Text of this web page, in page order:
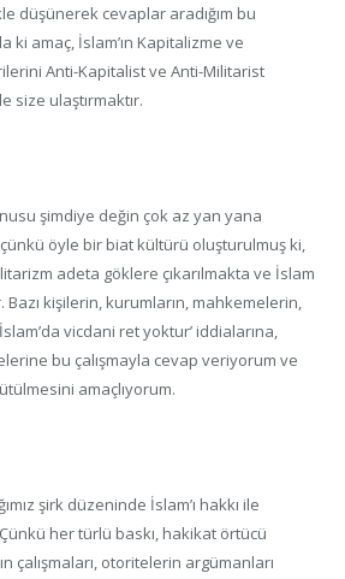
düşünerek cevaplar aradığım bu
ki amaç, İslam’ın Kapitalizme ve
Anti-Kapitalist ve Anti-Militarist
size ulaştırmaktır.
şimdiye değin çok az yan yana
öyle bir biat kültürü oluşturulmuş ki,
adeta göklere çıkarılmakta ve İslam
kişilerin, kurumların, mahkemelerin,
vicdani ret yoktur’ iddialarına,
bu çalışmayla cevap veriyorum ve
amaçlıyorum.
şirk düzeninde İslam’ı hakkı ile
her türlü baskı, hakikat örtücü
çalışmaları, otoritelerin argümanları